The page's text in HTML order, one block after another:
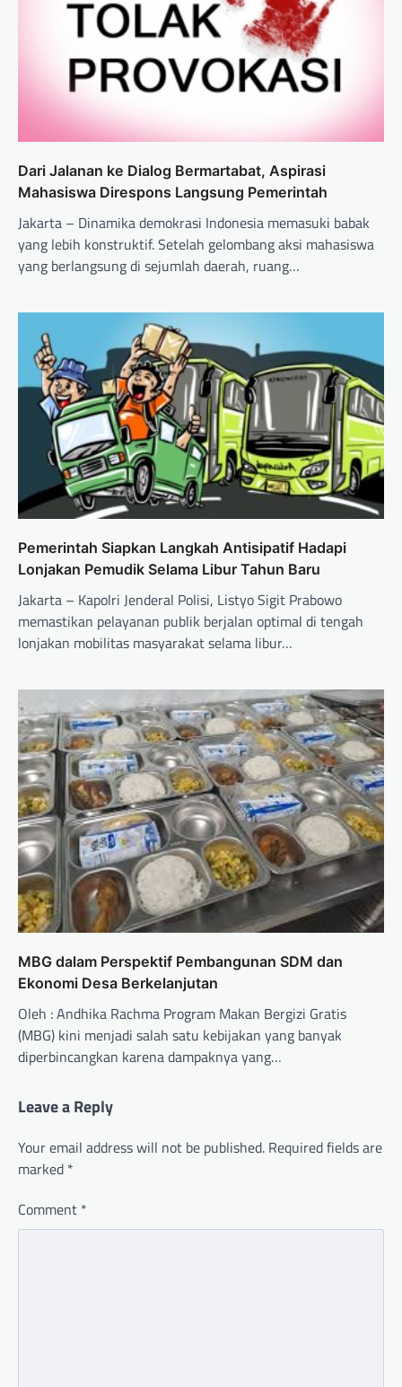
Dari Jalanan ke Dialog Bermartabat, Aspirasi
Mahasiswa Direspons Langsung Pemerintah
Jakarta – Dinamika demokrasi Indonesia memasuki babak
yang lebih konstruktif. Setelah gelombang aksi mahasiswa
yang berlangsung di sejumlah daerah, ruang…
Pemerintah Siapkan Langkah Antisipatif Hadapi
Lonjakan Pemudik Selama Libur Tahun Baru
Jakarta – Kapolri Jenderal Polisi, Listyo Sigit Prabowo
memastikan pelayanan publik berjalan optimal di tengah
lonjakan mobilitas masyarakat selama libur…
MBG dalam Perspektif Pembangunan SDM dan
Ekonomi Desa Berkelanjutan
Oleh : Andhika Rachma Program Makan Bergizi Gratis
(MBG) kini menjadi salah satu kebijakan yang banyak
diperbincangkan karena dampaknya yang…
Leave a Reply
Your email address will not be published. Required fields are
marked *
Comment *